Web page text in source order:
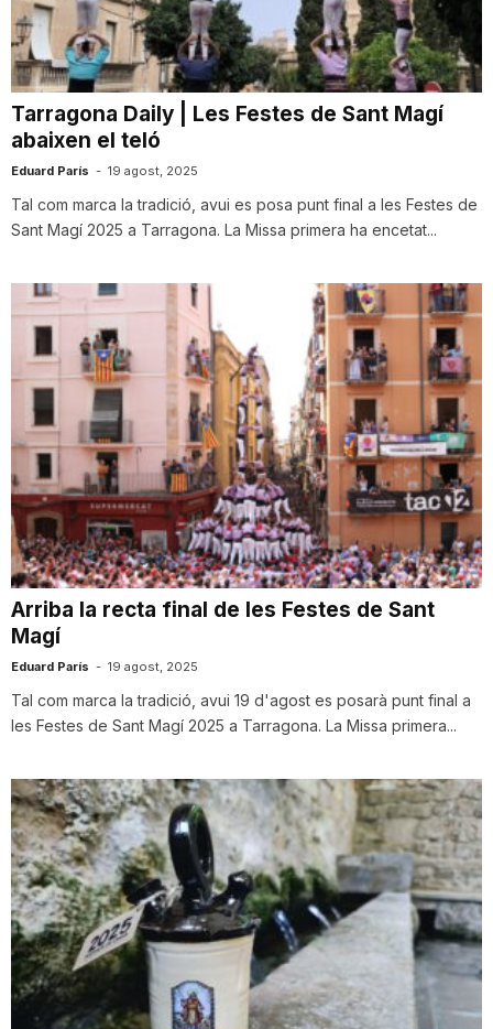
u
t
a
t
d
e
T
a
r
a
g
o
Tarragona Daily | Les Festes de Sant Magí
abaixen el teló
Eduard París - 19 agost, 2025
Tal com marca la tradició, avui es posa punt final a les Festes de
Sant Magí 2025 a Tarragona. La Missa primera ha encetat...
Arriba la recta final de les Festes de Sant
Magí
Eduard París - 19 agost, 2025
Tal com marca la tradició, avui 19 d'agost es posarà punt final a
les Festes de Sant Magí 2025 a Tarragona. La Missa primera...